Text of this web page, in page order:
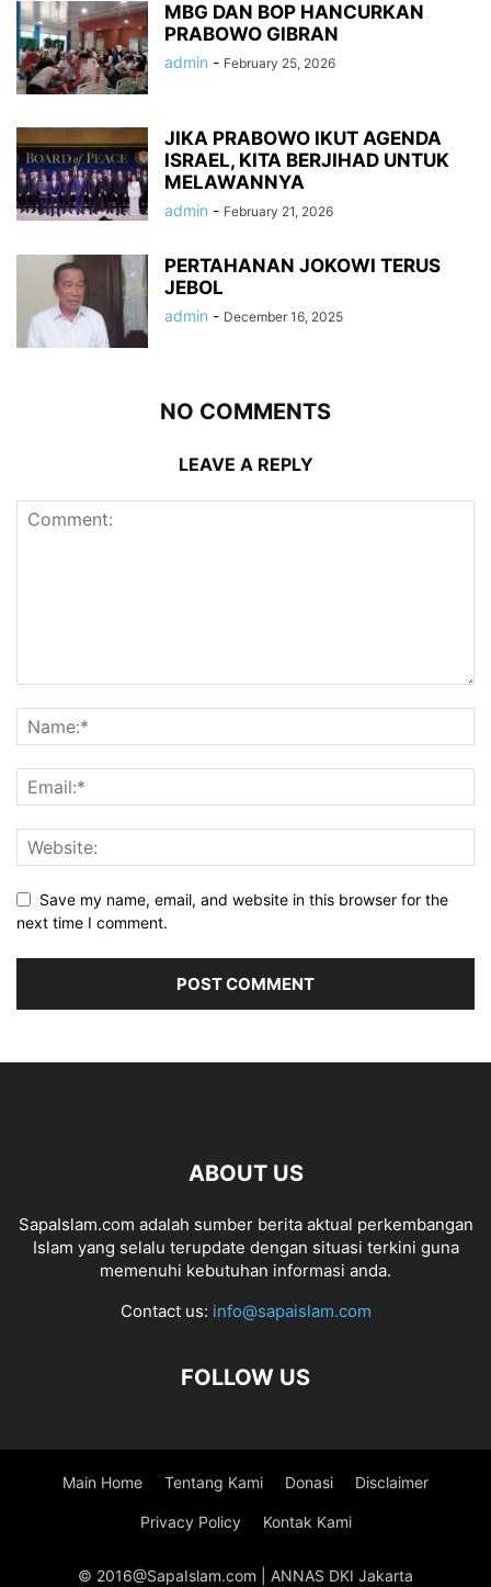
MBG DAN BOP HANCURKAN
PRABOWO GIBRAN
admin - February 25, 2026
JIKA PRABOWO IKUT AGENDA
ISRAEL, KITA BERJIHAD UNTUK
MELAWANNYA
admin - February 21, 2026
PERTAHANAN JOKOWI TERUS
JEBOL
admin - December 16, 2025
NO COMMENTS
LEAVE A REPLY
Save my name, email, and website in this browser for the
next time I comment.
ABOUT US
SapaIslam.com adalah sumber berita aktual perkembangan
Islam yang selalu terupdate dengan situasi terkini guna
memenuhi kebutuhan informasi anda.
Contact us: info@sapaislam.com
FOLLOW US
Main Home Tentang Kami Donasi Disclaimer
Privacy Policy Kontak Kami
© 2016@SapaIslam.com | ANNAS DKI Jakarta